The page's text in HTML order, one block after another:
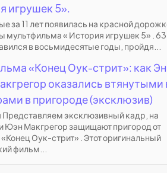
игрушек 5».
за 11 лет появилась на красной
мультфильма « История игрушек 5» .
в восьмидесятые годы, пройдя...
«Конец Оук-стрит»: как
оказались втянутыми
в пригороде (эксклюзив)
эксклюзивный кадр, на
Юэн Макгрегор защищают пригород от
Оук-стрит» . Этот оригинальный
фильм...